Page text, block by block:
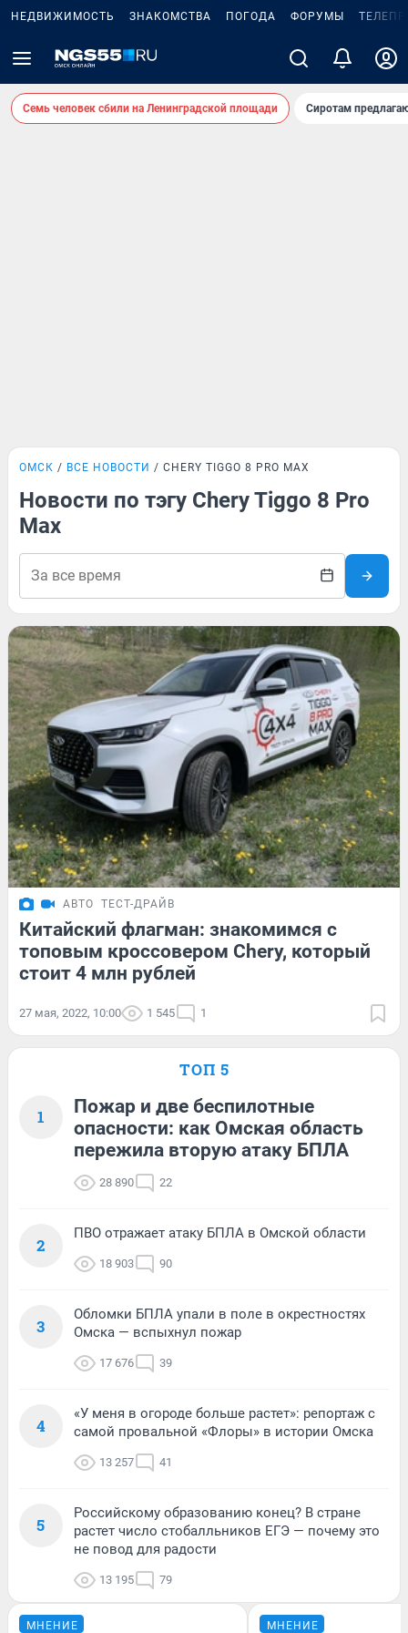
НЕДВИЖИМОСТЬ ЗНАКОМСТВА ПОГОДА ФОРУМЫ
Семь человек сбили на Ленинградской площади Сиротам
ОМСК ВСЕ НОВОСТИ CHERY TIGGO 8 PRO MAX
Новости по тэгу Chery Tiggo 8 Pro
Max
АВТО ТЕСТ-ДРАЙВ
Китайский флагман: знакомимся с
топовым кроссовером Chery, который
стоит 4 млн рублей
27 мая, 2022, 10:00 1 545 1
ТОП 5
1
Пожар и две беспилотные
опасности: как Омская область
пережила вторую атаку БПЛА
28 890 22
2
ПВО отражает атаку БПЛА в Омской области
18 903 90
3
Обломки БПЛА упали в поле в окрестностях
Омска — вспыхнул пожар
17 676 39
4
«У меня в огороде больше растет»: репортаж с
самой провальной «Флоры» в истории Омска
13 257 41
5
Российскому образованию конец? В стране
растет число стобалльников ЕГЭ — почему это
не повод для радости
13 195 79
МНЕНИЕ МНЕНИЕ